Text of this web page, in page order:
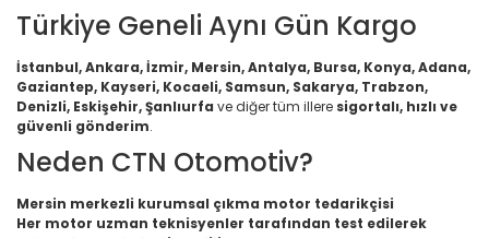
Türkiye Geneli Aynı Gün Kargo
İstanbul, Ankara, İzmir, Mersin, Antalya, Bursa, Konya, Adana,
Gaziantep, Kayseri, Kocaeli, Samsun, Sakarya, Trabzon,
Denizli, Eskişehir, Şanlıurfa ve diğer tüm illere sigortalı, hızlı ve
güvenli gönderim.
Neden CTN Otomotiv?
Mersin merkezli kurumsal çıkma motor tedarikçisi
Her motor uzman teknisyenler tarafından test edilerek